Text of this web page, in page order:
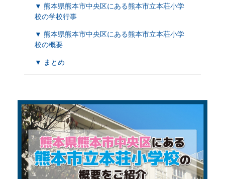
▼ 熊本県熊本市中央区にある熊本市立本荘小学
校の学校行事
▼ 熊本県熊本市中央区にある熊本市立本荘小学
校の概要
▼ まとめ